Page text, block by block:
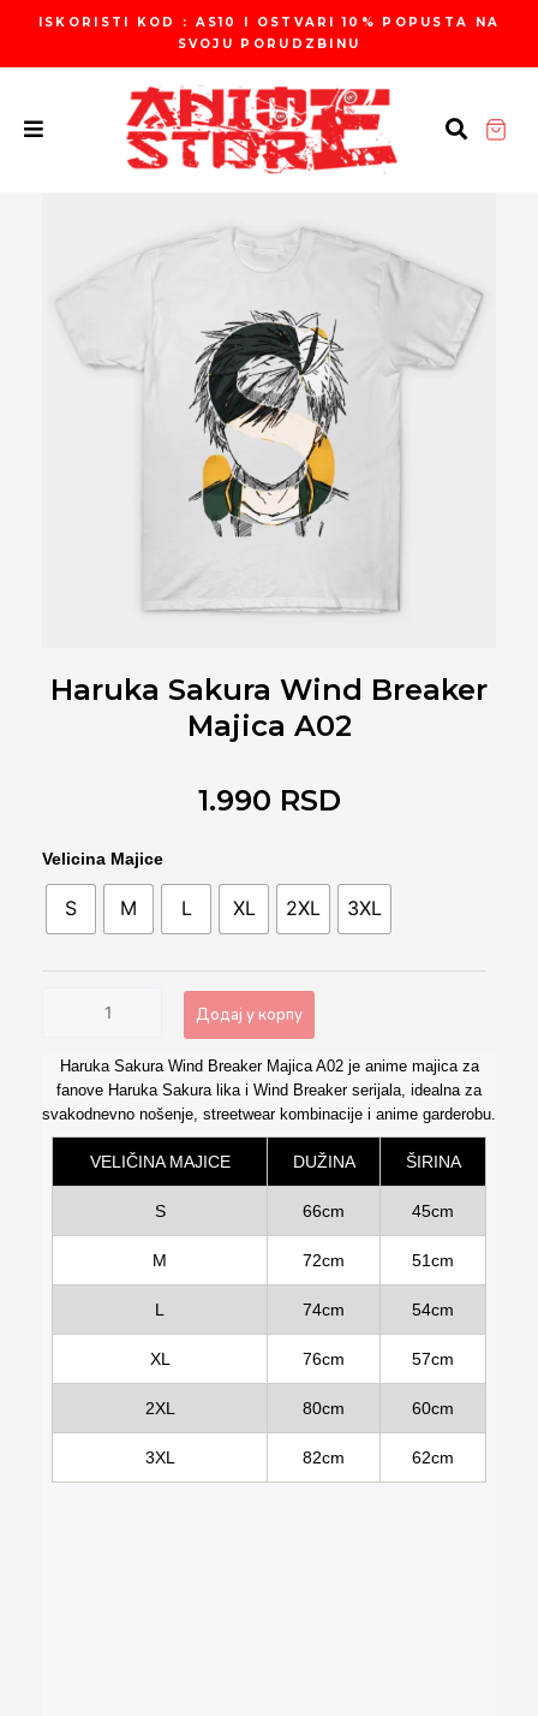
садржај
ISKORISTI KOD : AS10 I OSTVARI 10% POPUSTA NA
SVOJU PORUDZBINU
Haruka Sakura Wind Breaker
Majica A02
1.990 RSD
Velicina Majice
S M L XL 2XL 3XL
Haruka
Sakura
Wind
Breaker
количина
Додај у корпу
Alternative:
Haruka Sakura Wind Breaker Majica A02 je anime majica za
fanove Haruka Sakura lika i Wind Breaker serijala, idealna za
svakodnevno nošenje, streetwear kombinacije i anime garderobu.
VELIČINA MAJICE DUŽINA ŠIRINA
S 66cm 45cm
M 72cm 51cm
L 74cm 54cm
XL 76cm 57cm
2XL 80cm 60cm
3XL 82cm 62cm